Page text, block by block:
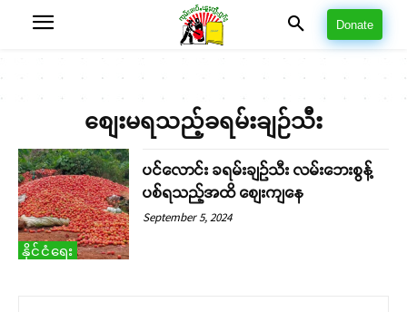
Donate
စျေးမရသည့်ခရမ်းချဉ်သီး
နိုင်ငံရေး
ပင်လောင်း ခရမ်းချဉ်သီး လမ်းဘေးစွန့်
ပစ်ရသည့်အထိ စျေးကျနေ
September 5, 2024